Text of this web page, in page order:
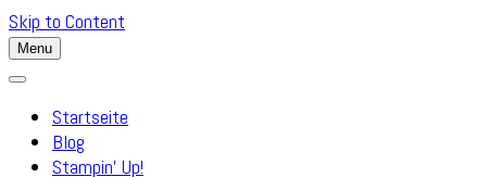
Skip to Content
Menu
Startseite
Blog
Stampin’ Up!